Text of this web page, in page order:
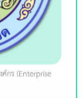
ค์กร (Enterprise